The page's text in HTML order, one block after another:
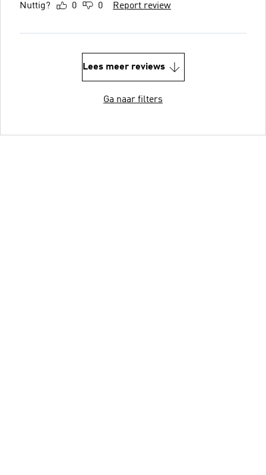
Nuttig? 0 0 Report review
Lees meer reviews
Ga naar filters